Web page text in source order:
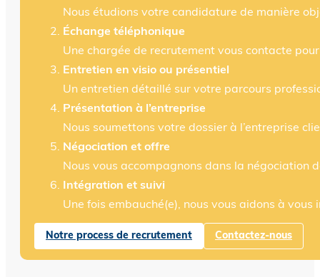
Nous étudions votre candidature de manière
Échange téléphonique
Une chargée de recrutement vous contacte
Entretien en visio ou présentiel
Un entretien détaillé sur votre parcours
Présentation à l’entreprise
Nous soumettons votre dossier à l’entreprise
Négociation et offre
Nous vous accompagnons dans la négociation
Intégration et suivi
Une fois embauché(e), nous vous aidons à
Notre process de recrutement Contactez-nous